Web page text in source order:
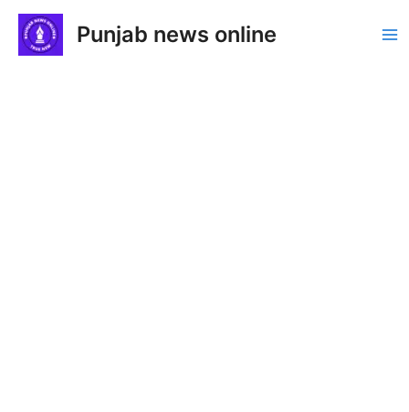
Skip
content
Punjab news online